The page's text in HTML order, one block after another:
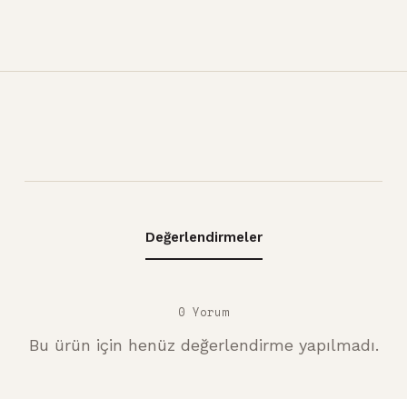
Değerlendirmeler
0 Yorum
Bu ürün için henüz değerlendirme yapılmadı.